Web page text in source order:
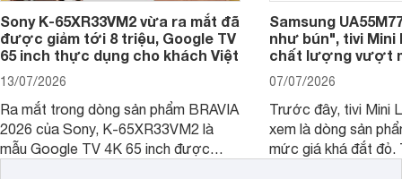
Sony K-65XR33VM2 vừa ra mắt đã
được giảm tới 8 triệu, Google TV
65 inch thực dụng cho khách Việt
13/07/2026
Ra mắt trong dòng sản phẩm BRAVIA
2026 của Sony, K-65XR33VM2 là
mẫu Google TV 4K 65 inch được
Samsung
như bún", tivi Mini
chất lượng vượt
07/07/2026
Trước đây, tivi Mini
xem là dòng sản
mức giá khá đắt đỏ.